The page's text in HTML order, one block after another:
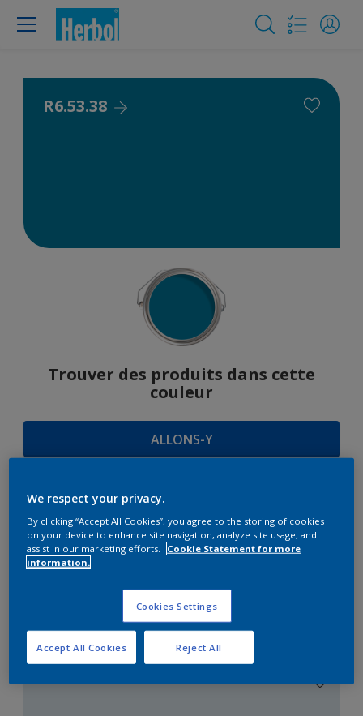
R6.53.38
Trouver des produits dans cette
couleur
ALLONS-Y
SUGGESTIONS
D'HARMONIES
Le Blanc Parfait
We respect your privacy.
By clicking “Accept All Cookies”, you agree to the storing of cookies
on your device to enhance site navigation, analyze site usage, and
assist in our marketing efforts.
Cookie Statement for more
information.
Cookies Settings
Reject All
Accept All Cookies